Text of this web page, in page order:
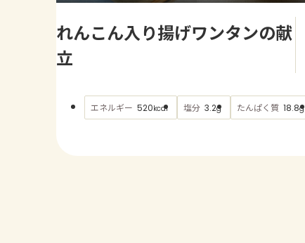
れんこん入り揚げワンタンの献
立
エネルギー 520kcal 塩分 3.2g たんぱく質 18.8g